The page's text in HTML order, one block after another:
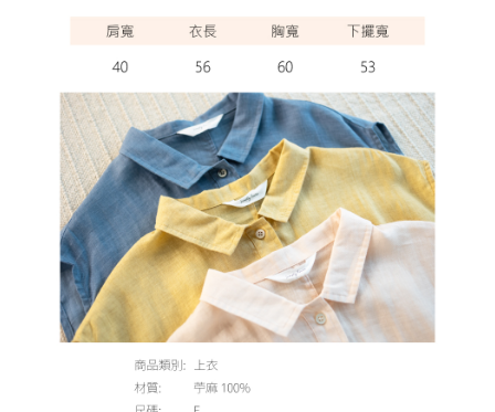
每筆NT$80，滿NT$1,000(含以上)免運費